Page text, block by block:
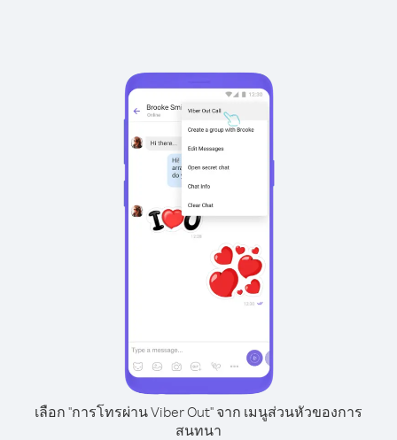
เลือก "การโทรผ่าน Viber Out" จาก เมนูส่วนหัวของการ
สนทนา